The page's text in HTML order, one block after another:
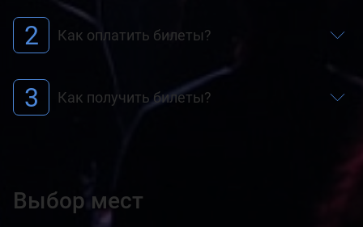
2 Как оплатить билеты?
3 Как получить билеты?
Выбор мест